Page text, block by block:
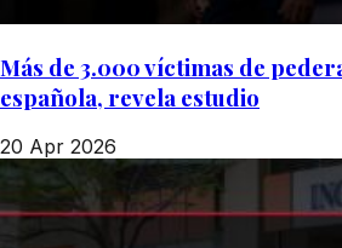
Más de 3.000 víctimas de
española, revela estudio
20 Apr 2026